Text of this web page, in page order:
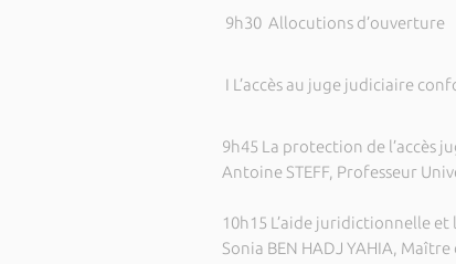
9h30 Allocutions d’ouverture
I L’accès au juge judiciaire
9h45 La protection de l’accès
Antoine STEFF, Professeur
10h15 L’aide juridictionnelle
Sonia BEN HADJ YAHIA,